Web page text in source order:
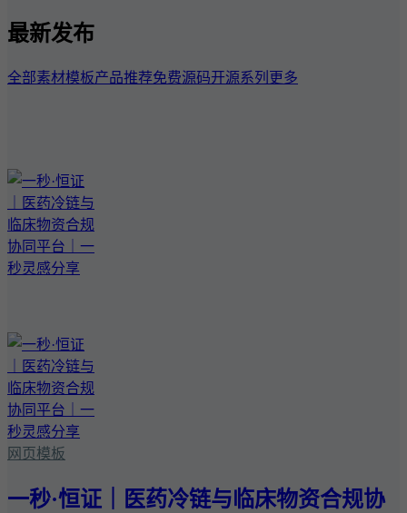
最新发布
全部素材模板产品推荐免费源码开源系列 更多
网页模板
一秒·恒证｜医药冷链与临床物资合规协